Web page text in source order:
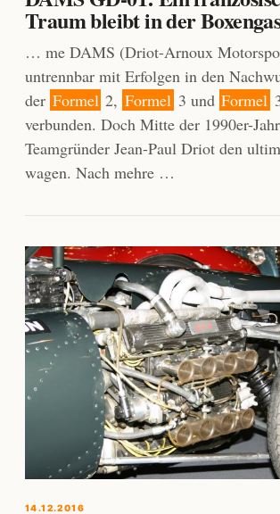
Traum bleibt in der
… me DAMS (Driot-Arnoux
untrennbar mit Erfolgen in den
der Formel 2, Formel 3 und Formel
verbunden. Doch Mitte der 1990er-
Teamgründer Jean-Paul Driot den
wagen. Nach mehre …
14.12.2016